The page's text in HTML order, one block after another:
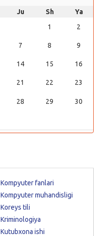
Ju Sh
Ya
1
2
7 8 9
14 15 16
21 22 23
28 29 30
Kompyuter fanlari
Kompyuter muhandisligi
Koreys tili
Kriminologiya
Kutubxona ishi